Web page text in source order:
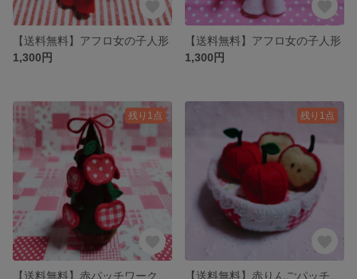
【送料無料】アフロ女の子人形
1,300円
【送料無料】アフロ女の子人形
1,300円
残り1点 残り1点